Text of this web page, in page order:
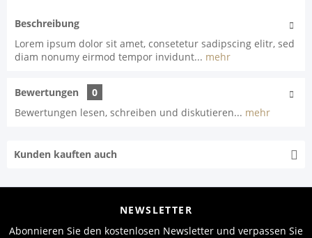
Beschreibung
Lorem ipsum dolor sit amet, consetetur sadipscing elitr, sed
diam nonumy eirmod tempor invidunt... mehr
Bewertungen
0
Bewertungen lesen, schreiben und diskutieren... mehr
Kunden kauften auch
NEWSLETTER
Abonnieren Sie den kostenlosen Newsletter und verpassen Sie